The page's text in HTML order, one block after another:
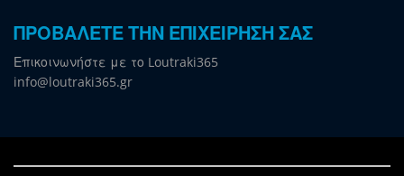
ΠΡΟΒΑΛΕΤΕ ΤΗΝ ΕΠΙΧΕΙΡΗΣΗ ΣΑΣ
Επικοινωνήστε με το Loutraki365
info@loutraki365.gr